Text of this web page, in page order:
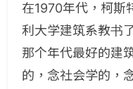
在1970年代，柯斯
利大学建筑系教书
那个年代最好的建
的，念社会学的，